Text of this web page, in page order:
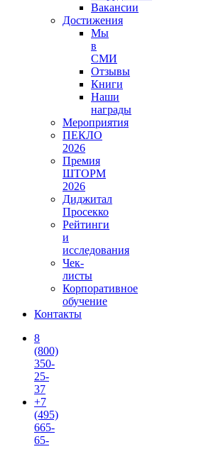
Вакансии
Достижения
Мы
в
СМИ
Отзывы
Книги
Наши
награды
Мероприятия
ПЕКЛО
2026
Премия
ШТОРМ
2026
Диджитал
Просекко
Рейтинги
и
исследования
Чек-
листы
Корпоративное
обучение
Контакты
8
(800)
350-
25-
37
+7
(495)
665-
65-